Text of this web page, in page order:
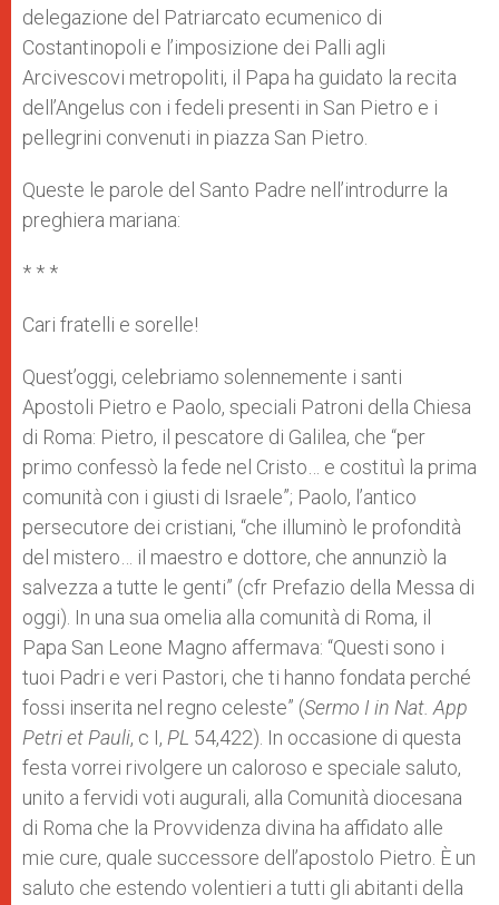
delegazione del Patriarcato ecumenico di
Costantinopoli e l’imposizione dei Palli agli
Arcivescovi metropoliti, il Papa ha guidato la recita
dell’Angelus con i fedeli presenti in San Pietro e i
pellegrini convenuti in piazza San Pietro.
Queste le parole del Santo Padre nell’introdurre la
preghiera mariana:
* * *
Cari fratelli e sorelle!
Quest’oggi, celebriamo solennemente i santi
Apostoli Pietro e Paolo, speciali Patroni della Chiesa
di Roma: Pietro, il pescatore di Galilea, che “per
primo confessò la fede nel Cristo… e costituì la prima
comunità con i giusti di Israele”; Paolo, l’antico
persecutore dei cristiani, “che illuminò le profondità
del mistero… il maestro e dottore, che annunziò la
salvezza a tutte le genti” (cfr Prefazio della Messa di
oggi). In una sua omelia alla comunità di Roma, il
Papa San Leone Magno affermava: “Questi sono i
tuoi Padri e veri Pastori, che ti hanno fondata perché
fossi inserita nel regno celeste” (Sermo I in Nat. App
Petri et Pauli, c I, PL 54,422). In occasione di questa
festa vorrei rivolgere un caloroso e speciale saluto,
unito a fervidi voti augurali, alla Comunità diocesana
di Roma che la Provvidenza divina ha affidato alle
mie cure, quale successore dell’apostolo Pietro. È un
saluto che estendo volentieri a tutti gli abitanti della